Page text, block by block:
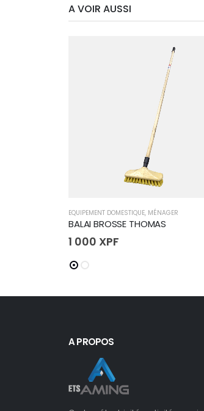
A VOIR AUSSI
EQUIPEMENT DOMESTIQUE, MÉNAGER
BALAI BROSSE THOMAS
1 000 XPF
A PROPOS